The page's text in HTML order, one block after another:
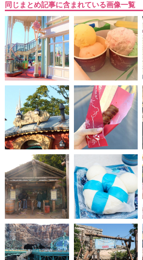
同じまとめ記事に含まれている画像一覧